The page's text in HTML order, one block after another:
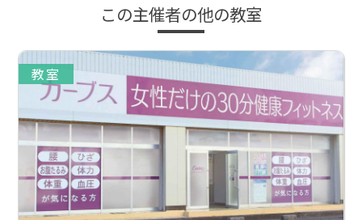
この主催者の他の教室
教室